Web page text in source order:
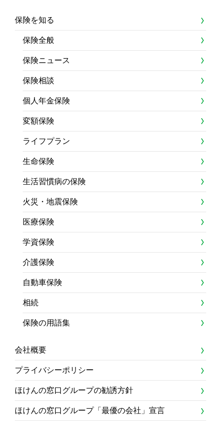
保険を知る
保険全般
保険ニュース
保険相談
個人年金保険
変額保険
ライフプラン
生命保険
生活習慣病の保険
火災・地震保険
医療保険
学資保険
介護保険
自動車保険
相続
保険の用語集
会社概要
プライバシーポリシー
ほけんの窓口グループの勧誘方針
ほけんの窓口グループ「最優の会社」宣言